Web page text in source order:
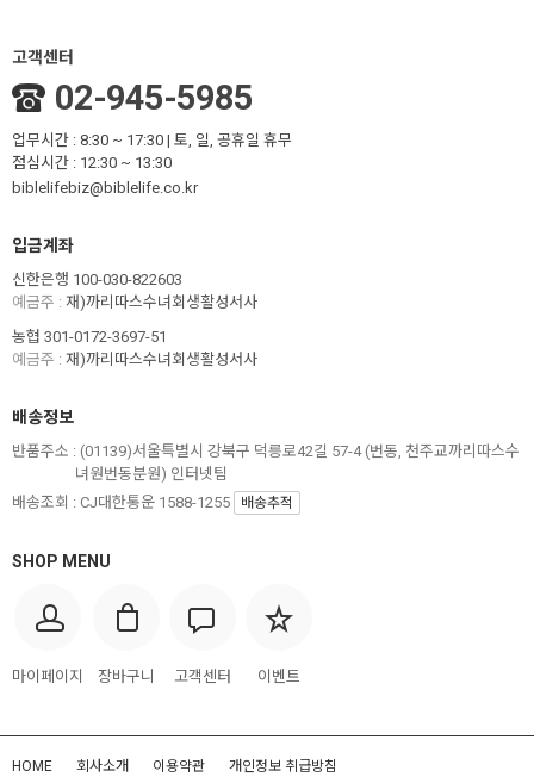
고객센터
02-945-5985
업무시간 : 8:30 ~ 17:30 | 토, 일, 공휴일 휴무
점심시간 : 12:30 ~ 13:30
biblelifebiz@biblelife.co.kr
입금계좌
신한은행 100-030-822603
예금주 : 재)까리따스수녀회생활성서사
농협 301-0172-3697-51
예금주 : 재)까리따스수녀회생활성서사
SHOP MENU
마이페이지 장바구니 고객센터 이벤트
배송정보
반품주소 : (01139)서울특별시 강북구 덕릉로42길 57-4 (번동, 천주교까리따스수
녀원번동분원) 인터넷팀
배송조회 : CJ대한통운 1588-1255
배송추적
HOME 회사소개 이용약관 개인정보 취급방침